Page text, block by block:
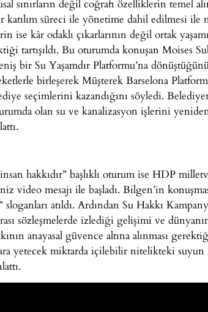
sınırların değil coğrafi özelliklerin temel
katılım süreci ile yönetime dahil edilmesi
ise kâr odaklı çıkarlarının değil ortak
tartışıldı. Bu oturumda konuşan Moises
bir Su Yaşamdır Platformu’na
birleşerek Müşterek Barselona
seçimlerini kazandığını söyledi.
olan su ve kanalizasyon işlerini
hakkıdır” başlıklı oturum ise HDP
video mesajı ile başladı. Bilgen’in
sloganları atıldı. Ardından Su Hakkı
sözleşmelerde izlediği gelişimi ve
anayasal güvence altına alınması
yetecek miktarda içilebilir nitelikteki